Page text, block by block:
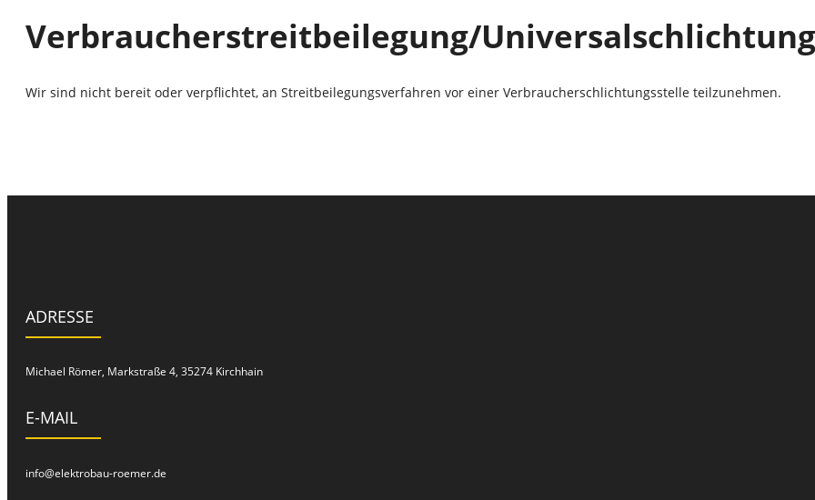
Verbraucher­streit­beilegung/
Wir sind nicht bereit oder verpflichtet, an Streitbeilegungsverfahren vor einer Verbraucherschlichtungsstelle teilzunehmen.
ADRESSE
Michael Römer, Markstraße 4, 35274 Kirchhain
E-MAIL
info@elektrobau-roemer.de